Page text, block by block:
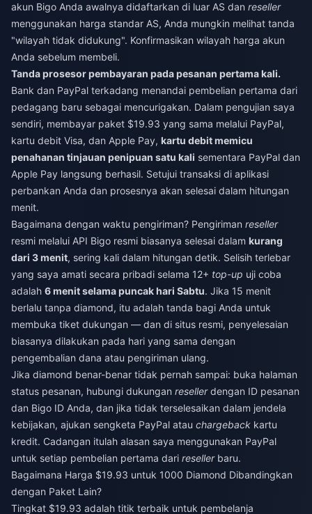
akun Bigo Anda awalnya didaftarkan di luar AS dan reseller
menggunakan harga standar AS, Anda mungkin melihat tanda
"wilayah tidak didukung". Konfirmasikan wilayah harga akun
Anda sebelum membeli.
Tanda prosesor pembayaran pada pesanan pertama kali.
Bank dan PayPal terkadang menandai pembelian pertama dari
pedagang baru sebagai mencurigakan. Dalam pengujian saya
sendiri, membayar paket $19.93 yang sama melalui PayPal,
kartu debit Visa, dan Apple Pay, kartu debit memicu
penahanan tinjauan penipuan satu kali sementara PayPal dan
Apple Pay langsung berhasil. Setujui transaksi di aplikasi
perbankan Anda dan prosesnya akan selesai dalam hitungan
menit.
Bagaimana dengan waktu pengiriman? Pengiriman reseller
resmi melalui API Bigo resmi biasanya selesai dalam kurang
dari 3 menit, sering kali dalam hitungan detik. Selisih terlebar
yang saya amati secara pribadi selama 12+ top-up uji coba
adalah 6 menit selama puncak hari Sabtu. Jika 15 menit
berlalu tanpa diamond, itu adalah tanda bagi Anda untuk
membuka tiket dukungan — dan di situs resmi, penyelesaian
biasanya dilakukan pada hari yang sama dengan
pengembalian dana atau pengiriman ulang.
Jika diamond benar-benar tidak pernah sampai: buka halaman
status pesanan, hubungi dukungan resellerdengan ID pesanan
dan Bigo ID Anda, dan jika tidak terselesaikan dalam jendela
kebijakan, ajukan sengketa PayPal atau chargeback kartu
kredit. Cadangan itulah alasan saya menggunakan PayPal
untuk setiap pembelian pertama dari resellerbaru.
Bagaimana Harga $19.93 untuk 1000 Diamond Dibandingkan
dengan Paket Lain?
Tingkat $19.93 adalah titik terbaik untuk pembelanja